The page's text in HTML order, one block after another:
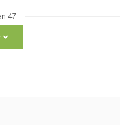
47